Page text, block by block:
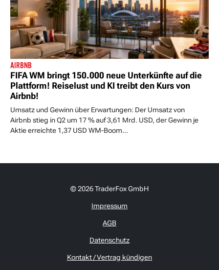
AIRBNB
FIFA WM bringt 150.000 neue Unterkünfte auf die
Plattform! Reiselust und KI treibt den Kurs von
Airbnb!
Umsatz und Gewinn über Erwartungen: Der Umsatz von
Airbnb stieg in Q2 um 17 % auf 3,61 Mrd. USD, der Gewinn je
Aktie erreichte 1,37 USD WM-Boom...
© 2026 TraderFox GmbH
Impressum
AGB
Datenschutz
Kontakt / Vertrag kündigen